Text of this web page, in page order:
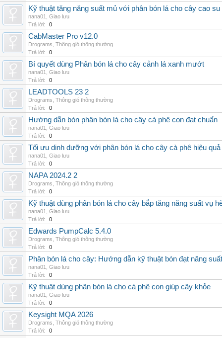
Kỹ thuật tăng năng suất mủ với phân bón lá cho cây cao su
nana01
Giao lưu
Trả lời:
0
CabMaster Pro v12.0
Drograms Thông gió thông thường
Trả lời:
0
Bí quyết dùng Phân bón lá cho cây cảnh lá xanh mướt
nana01
Giao lưu
Trả lời:
0
LEADTOOLS 23 2
Drograms Thông gió thông thường
Trả lời:
0
Hướng dẫn bón phân bón lá cho cây cà phê con đạt chuẩn
nana01
Giao lưu
Trả lời:
0
Tối ưu dinh dưỡng với phân bón lá cho cây cà phê hiệu quả
nana01
Giao lưu
Trả lời:
0
NAPA 2024.2 2
Drograms Thông gió thông thường
Trả lời:
0
Kỹ thuật dùng phân bón lá cho cây bắp tăng năng suất vụ
nana01
Giao lưu
Trả lời:
0
Edwards PumpCalc 5.4.0
Drograms Thông gió thông thường
Trả lời:
0
Phân bón lá cho cây: Hướng dẫn kỹ thuật bón đạt năng suất
nana01
Giao lưu
Trả lời:
0
Kỹ thuật dùng phân bón lá cho cà phê con giúp cây khỏe
nana01
Giao lưu
Trả lời:
0
Keysight MQA 2026
Drograms Thông gió thông thường
Trả lời:
0